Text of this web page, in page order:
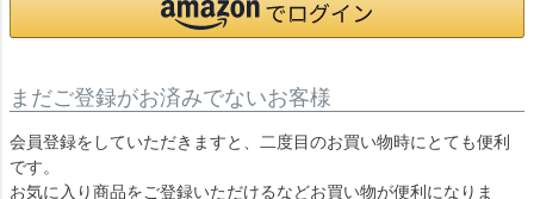
まだご登録がお済みでないお客様
会員登録をしていただきますと、二度目のお買い物時にとても便利
です。
お気に入り商品をご登録いただけるなどお買い物が便利になりま